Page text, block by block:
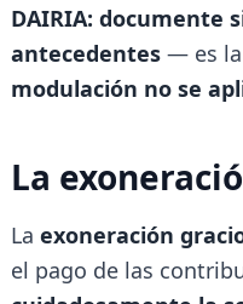
DAIRIA: documente
antecedentes — es la
modulación no se
La
La exoneración
el pago de las